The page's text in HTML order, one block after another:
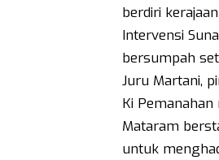
berdiri
Intervensi
bersumpah
Juru Martani,
Ki
Mataram
untuk